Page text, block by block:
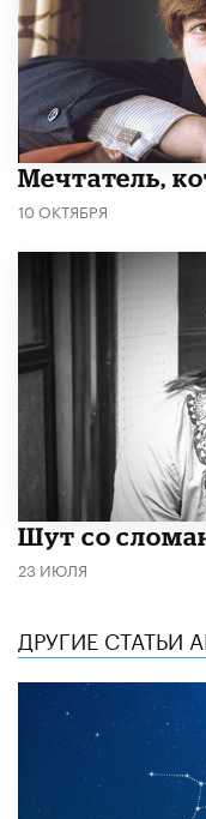
Мечтатель,
10 ОКТЯБРЯ
Шут со
23 ИЮЛЯ
ДРУГИЕ СТАТЬИ